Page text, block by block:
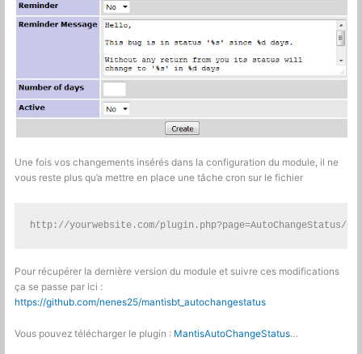
Une fois vos changements insérés dans la configuration du module, il ne
vous reste plus qu’a mettre en place une tâche cron sur le fichier
http://yourwebsite.com/plugin.php?page=AutoChangeStatus/
Pour récupérer la dernière version du module et suivre ces modifications
ça se passe par ici :
https://github.com/nenes25/mantisbt_autochangestatus
Vous pouvez télécharger le plugin : MantisAutoChangeStatus…